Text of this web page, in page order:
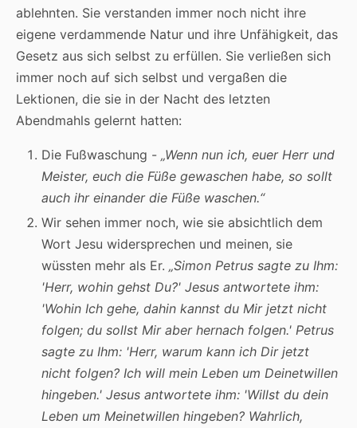
ablehnten. Sie verstanden immer noch nicht ihre
eigene verdammende Natur und ihre Unfähigkeit, das
Gesetz aus sich selbst zu erfüllen. Sie verließen sich
immer noch auf sich selbst und vergaßen die
Lektionen, die sie in der Nacht des letzten
Abendmahls gelernt hatten:
Die Fußwaschung - „Wenn nun ich, euer Herr und
Meister, euch die Füße gewaschen habe, so sollt
auch ihr einander die Füße waschen.“
Wir sehen immer noch, wie sie absichtlich dem
Wort Jesu widersprechen und meinen, sie
wüssten mehr als Er. „Simon Petrus sagte zu Ihm:
'Herr, wohin gehst Du?' Jesus antwortete ihm:
'Wohin Ich gehe, dahin kannst du Mir jetzt nicht
folgen; du sollst Mir aber hernach folgen.' Petrus
sagte zu Ihm: 'Herr, warum kann ich Dir jetzt
nicht folgen? Ich will mein Leben um Deinetwillen
hingeben.' Jesus antwortete ihm: 'Willst du dein
Leben um Meinetwillen hingeben? Wahrlich,